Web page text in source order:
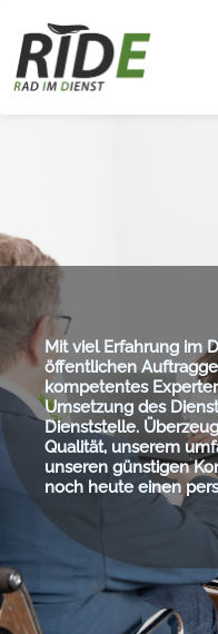
Mit viel Erfahrung im
öffentlichen
kompetentes
Umsetzung des
Dienststelle.
Qualität, unserem
unseren günstigen
noch heute einen